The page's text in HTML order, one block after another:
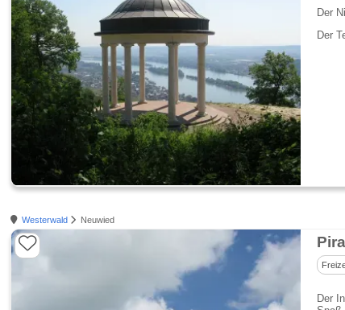
Der
Der
Westerwald Neuwied
Der